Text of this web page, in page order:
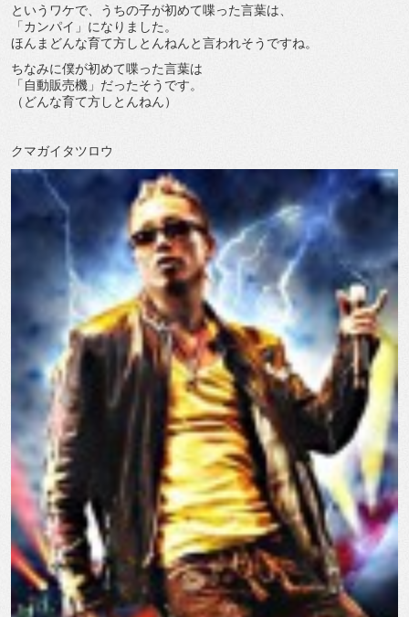
というワケで、うちの子が初めて喋った言葉は、
「カンパイ」になりました。
ほんまどんな育て方しとんねんと言われそうですね。
ちなみに僕が初めて喋った言葉は
「自動販売機」だったそうです。
（どんな育て方しとんねん）
クマガイタツロウ